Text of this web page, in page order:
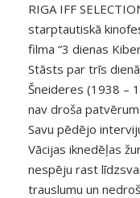
RIGA IFF
starptautiskā
filma “3 dienas
Stāsts par trīs
Šneideres (1938 –
nav droša
Savu pēdējo
Vācijas iknedēļas
nespēju rast
trauslumu un